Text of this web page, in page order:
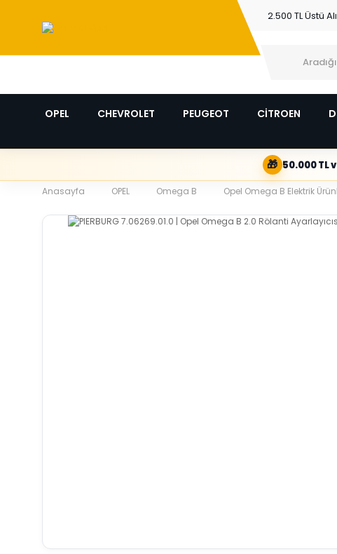
2.500 TL Üstü
OPEL CHEVROLET PEUGEOT CİTROEN
🎁 50.000 TL
Anasayfa OPEL Omega B Opel Omega B Elektrik